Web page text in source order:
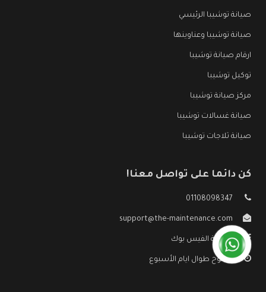
صيانة توشيبا الرئيسي
صيانة توشيبا وعناوينها
ارقام صيانة توشيبا
توكيل توشيبا
مركز صيانة توشيبا
صيانة غسالات توشيبا
صيانة ثلاجات توشيبا
كن دائما على تواصل معنا!
01108098347
support@the-maintenance.com
صفحة الفيس بوك
مفتوح طوال ايام الأسبوع